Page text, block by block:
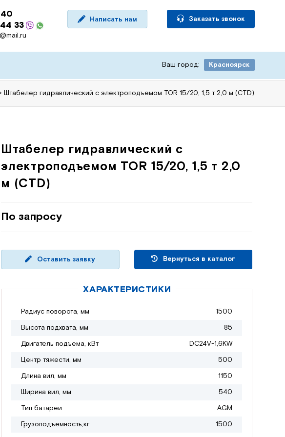
33
Написать нам Заказать звонок
Ваш город: Красноярск
› Штабелер гидравлический с электроподъемом TOR 15/20, 1,5 т 2,0 м (CTD)
Штабелер гидравлический с
электроподъемом TOR 15/20, 1,5 т 2,0
м (CTD)
По запросу
Оставить заявку Вернуться в каталог
ХАРАКТЕРИСТИКИ
Радиус поворота, мм
1500
Высота подхвата, мм
85
Двигатель подъема, кВт
DC24V-1,6KW
Центр тяжести, мм
500
Длина вил, мм
1150
Ширина вил, мм
540
Тип батареи
AGM
Грузоподъемность,кг
1500